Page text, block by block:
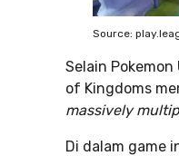
Source:
Selain
of Kingdoms
massively
Di dalam game